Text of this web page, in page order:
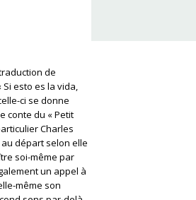
de
esto es la vida,
ci se donne
conte du « Petit
Charles
départ selon elle
soi-même par
un appel à
même son